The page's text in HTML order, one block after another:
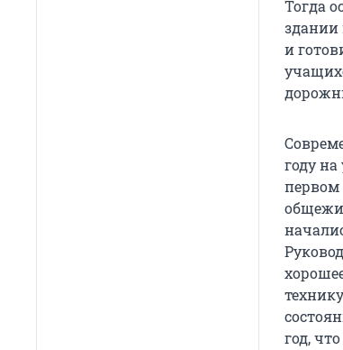
Тогда
здании
и
году
первом
год,